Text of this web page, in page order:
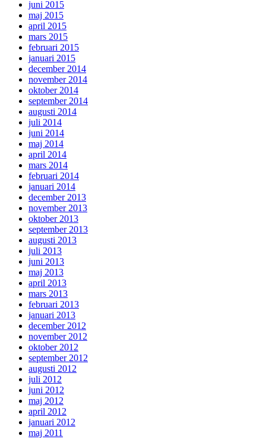
juni 2015
maj 2015
april 2015
mars 2015
februari 2015
januari 2015
december 2014
november 2014
oktober 2014
september 2014
augusti 2014
juli 2014
juni 2014
maj 2014
april 2014
mars 2014
februari 2014
januari 2014
december 2013
november 2013
oktober 2013
september 2013
augusti 2013
juli 2013
juni 2013
maj 2013
april 2013
mars 2013
februari 2013
januari 2013
december 2012
november 2012
oktober 2012
september 2012
augusti 2012
juli 2012
juni 2012
maj 2012
april 2012
januari 2012
maj 2011